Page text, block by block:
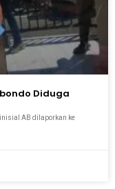
Diduga
AB dilaporkan ke